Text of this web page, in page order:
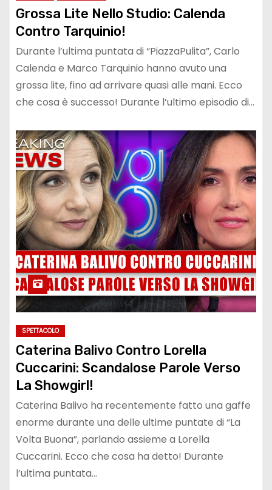
Grossa Lite Nello Studio: Calenda
Contro Tarquinio!
Durante l’ultima puntata di “PiazzaPulita”, Carlo
Calenda e Marco Tarquinio hanno avuto una
grossa lite, fino ad arrivare quasi alle mani. Ecco
che cosa è successo! Durante l’ultimo episodio di…
SPETTACOLO
Caterina Balivo Contro Lorella
Cuccarini: Scandalose Parole Verso
La Showgirl!
Caterina Balivo ha recentemente fatto una gaffe
enorme durante una delle ultime puntate di “La
Volta Buona”, parlando assieme a Lorella
Cuccarini. Ecco che cosa ha detto! Durante
l’ultima puntata…